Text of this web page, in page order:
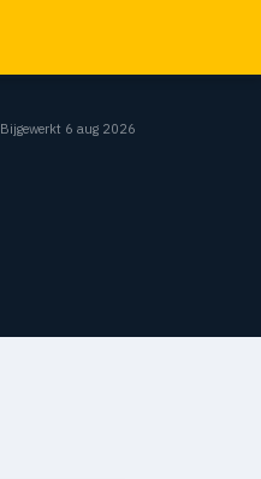
Bijgewerkt 6 aug 2026